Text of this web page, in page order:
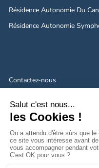
Résidence Autonomie Du
Résidence Autonomie
Contactez-nous